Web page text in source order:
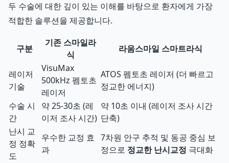
두 수술에 대한 깊이 있는 이해를 바탕으로 환자에게 가장
적합한 솔루션을 제공합니다.
구분
기존 스마일라
식
라움스마일 스마트라식
레이저
기술
VisuMax
500kHz 펨토초
레이저
ATOS 펨토초 레이저 (더 빠르고
정교한 에너지)
수술 시
간
약 25-30초 (레
이저 조사 시간)
약 10초 이내 (레이저 조사 시간
단축)
난시 교
정 정확
도
우수한 교정 효
과
7차원 안구 추적 및 동공 중심 보
정으로 정교한 난시교정 극대화